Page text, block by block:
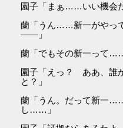
園子「まぁ……いい機会
蘭「うん……新一がやっ
――」
蘭「でもその新一って
園子「えっ？ ああ、誰
と？」
蘭「うん。だって新一
し……」